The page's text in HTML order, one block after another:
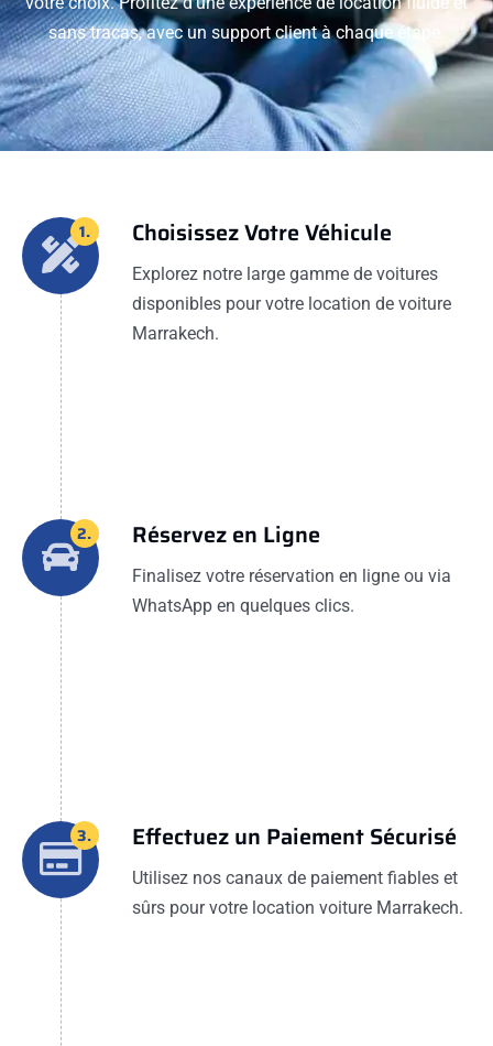
sans tracas, avec un support client à chaque étape.
1. Choisissez Votre Véhicule
Explorez notre large gamme de voitures
disponibles pour votre location de voiture
Marrakech.
2. Réservez en Ligne
Finalisez votre réservation en ligne ou via
WhatsApp en quelques clics.
3. Effectuez un Paiement Sécurisé
Utilisez nos canaux de paiement fiables et
sûrs pour votre location voiture Marrakech.